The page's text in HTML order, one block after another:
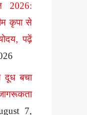
2026:
कृपा से
पढ़ें
दूध बचा
7,